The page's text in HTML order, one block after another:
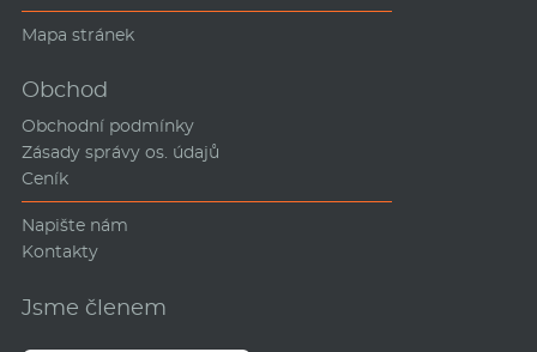
Mapa stránek
Obchod
Obchodní podmínky
Zásady správy os. údajů
Ceník
Napište nám
Kontakty
Jsme členem